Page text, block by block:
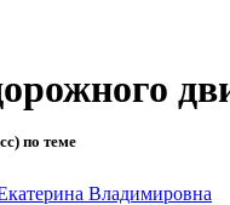
по теме
Владимировна